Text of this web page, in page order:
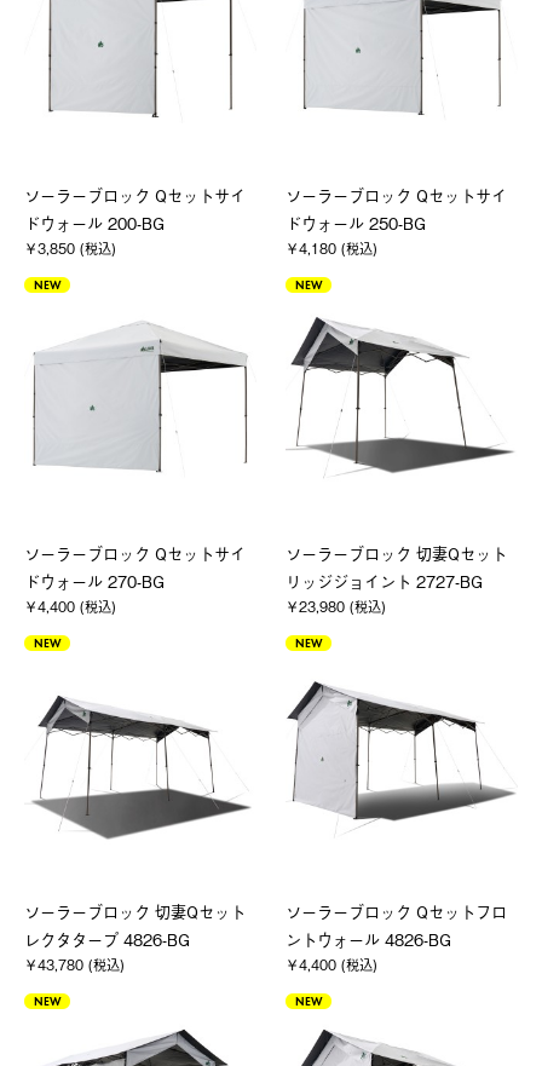
ソーラーブロック Qセットサイ
ドウォール 200-BG
￥3,850 (税込)
ソーラーブロック Qセットサイ
ドウォール 250-BG
￥4,180 (税込)
NEW
ソーラーブロック Qセットサイ
ドウォール 270-BG
￥4,400 (税込)
NEW
ソーラーブロック 切妻Qセット
リッジジョイント 2727-BG
￥23,980 (税込)
NEW
ソーラーブロック 切妻Qセット
レクタタープ 4826-BG
￥43,780 (税込)
NEW
ソーラーブロック Qセットフロ
ントウォール 4826-BG
￥4,400 (税込)
NEW NEW